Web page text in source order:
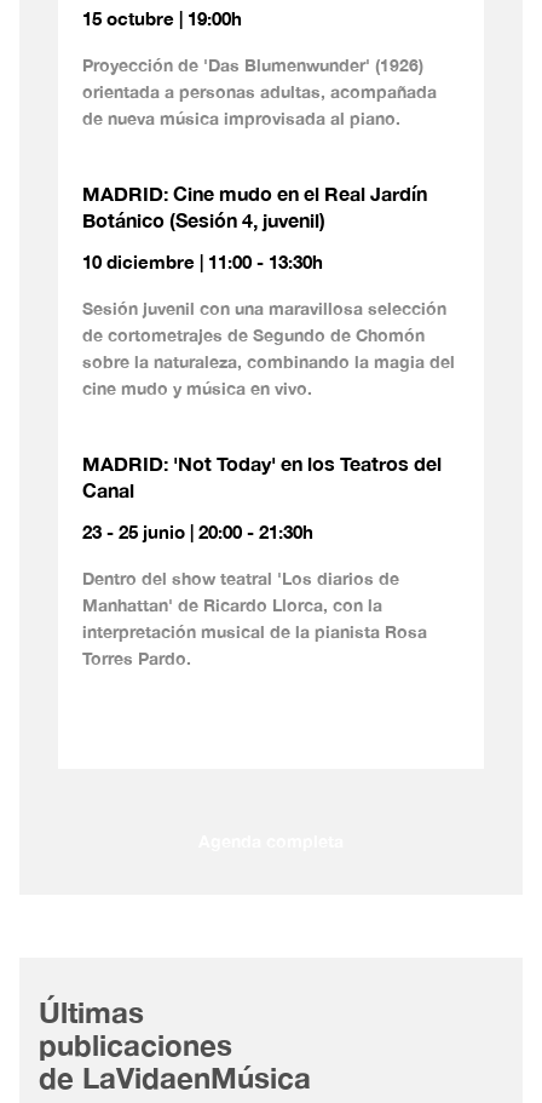
15 octubre | 19:00h
Proyección de 'Das Blumenwunder' (1926)
orientada a personas adultas, acompañada
de nueva música improvisada al piano.
MADRID: Cine mudo en el Real Jardín
Botánico (Sesión 4, juvenil)
10 diciembre | 11:00 - 13:30h
Sesión juvenil con una maravillosa selección
de cortometrajes de Segundo de Chomón
sobre la naturaleza, combinando la magia del
cine mudo y música en vivo.
MADRID: 'Not Today' en los Teatros del
Canal
23 - 25 junio | 20:00 - 21:30h
Dentro del show teatral 'Los diarios de
Manhattan' de Ricardo Llorca, con la
interpretación musical de la pianista Rosa
Torres Pardo.
Últimas
publicaciones
de LaVidaenMúsica